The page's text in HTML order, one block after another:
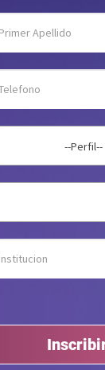
--Perfil--